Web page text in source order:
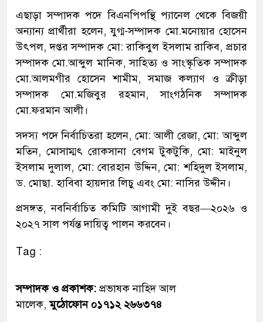
এছাড়া সম্পাদক পদে বিএনপিপন্থি প্যানেল থেকে বিজয়ী
অন্যান্য প্রার্থীরা হলেন, যুগ্ম-সম্পাদক মো.মনোয়ার হোসেন
উৎপল, দপ্তর সম্পাদক মো: রাকিবুল ইসলাম রাকিব, প্রচার
সম্পাদক মো.আব্দুল মানিক, সাহিত্য ও সাংস্কৃতিক সম্পাদক
মো.আলমগীর হোসেন শামীম, সমাজ কল্যাণ ও ক্রীড়া
সম্পাদক মো.মজিবুর রহমান, সাংগঠনিক সম্পাদক
মো.ফরমান আলী।
সদস্য পদে নির্বাচিতরা হলেন, মো: আলী রেজা, মো: আব্দুল
মতিন, মোসাম্মৎ রোকসানা বেগম টুকটুকি, মো: মাইনুল
ইসলাম দুলাল, মো: বোরহান উদ্দিন, মো: শহিদুল ইসলাম,
ড. মোছা. হাবিবা হায়দার লিচু এবং মো: নাসির উদ্দীন।
প্রসঙ্গত, নবনির্বাচিত কমিটি আগামী দুই বছর—২০২৬ ও
২০২৭ সাল পর্যন্ত দায়িত্ব পালন করবেন।
Tag :
সম্পাদক ও প্রকাশক: প্রভাষক নাহিদ আল
মালেক,মুঠোফোন ০১৭১২ ২৬৬৩৭৪